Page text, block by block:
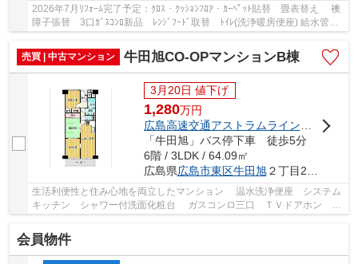
2026年7月ﾘﾌｫｰﾑ完了予定：ｸﾛｽ・ｸｯｼｮﾝﾌﾛｱ・ｶｰﾍﾟｯﾄ貼替 畳表替え 襖
障子張替 3口ｶﾞｽｺﾝﾛ新品 ﾚﾝｼﾞﾌｰﾄﾞ取替 ﾄｲﾚ(洗浄暖房便座) 給水管・
売買 | 中古マンション
牛田旭CO-OPマンションB棟
3月20日 値下げ
1,280万円
牛田
「牛田旭」バス停下車 徒歩5分
6階 / 3LDK / 64.09㎡
広島県広島市東区牛田旭２丁目20-1
生活利便性と住み心地を両立したマンション 温水洗浄便座 システム
キッチン シャワー付洗面化粧台 ガスコンロ三口 ＴＶドアホン ク
会員物件